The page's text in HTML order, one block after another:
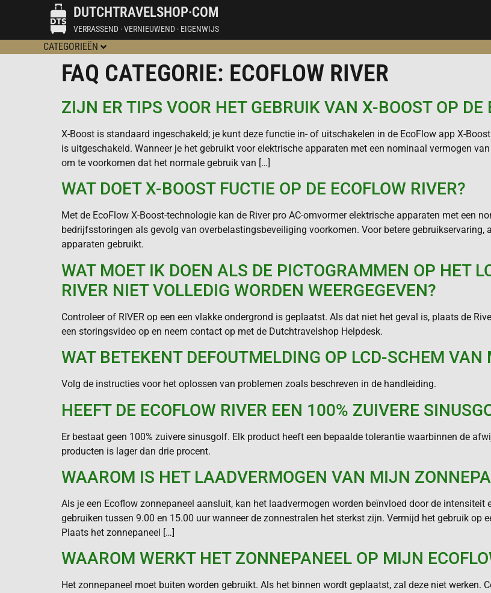
DUTCHTRAVELSHOP·COM
VERRASSEND · VERNIEUWEND · EIGENWIJS
CATEGORIEËN
FAQ CATEGORIE: ECOFLOW RIVER
ZIJN ER TIPS VOOR HET GEBRUIK VAN X-BOOST OP DE
X-Boost is standaard ingeschakeld; je kunt deze functie in- of uitschakelen in de EcoFlow app X-
is uitgeschakeld. Wanneer je het gebruikt voor elektrische apparaten met een nominaal vermogen
om te voorkomen dat het normale gebruik van […]
WAT DOET X-BOOST FUCTIE OP DE ECOFLOW RIVER?
Met de EcoFlow X-Boost-technologie kan de River pro AC-omvormer elektrische apparaten met een
bedrijfsstoringen als gevolg van overbelastingsbeveiliging voorkomen. Voor betere
apparaten gebruikt.
WAT MOET IK DOEN ALS DE PICTOGRAMMEN OP HET
RIVER NIET VOLLEDIG WORDEN WEERGEGEVEN?
Controleer of RIVER op een een vlakke ondergrond is geplaatst. Als dat niet het geval is, plaats de
een storingsvideo op en neem contact op met de Dutchtravelshop Helpdesk.
WAT BETEKENT DEFOUTMELDING OP LCD-SCHEM VAN
Volg de instructies voor het oplossen van problemen zoals beschreven in de handleiding.
HEEFT DE ECOFLOW RIVER EEN 100% ZUIVERE
Er bestaat geen 100% zuivere sinusgolf. Elk product heeft een bepaalde tolerantie waarbinnen de
producten is lager dan drie procent.
WAAROM IS HET LAADVERMOGEN VAN MIJN
Als je een Ecoflow zonnepaneel aansluit, kan het laadvermogen worden beïnvloed door de
gebruiken tussen 9.00 en 15.00 uur wanneer de zonnestralen het sterkst zijn. Vermijd het gebruik
Plaats het zonnepaneel […]
WAAROM WERKT HET ZONNEPANEEL OP MIJN
Het zonnepaneel moet buiten worden gebruikt. Als het binnen wordt geplaatst, zal deze niet werken.